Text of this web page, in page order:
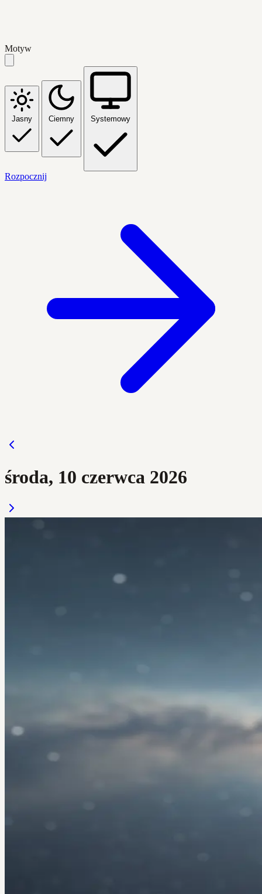
Motyw
Jasny Ciemny Systemowy
Rozpocznij
środa, 10 czerwca 2026